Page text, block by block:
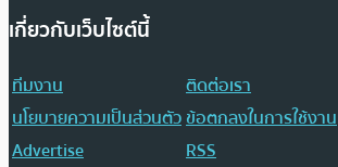
เกี่ยวกับเว็บไซต์นี้
ทีมงาน
ติดต่อเรา
นโยบายความเป็นส่วนตัวข้อตกลงในการใช้งาน
Advertise
RSS